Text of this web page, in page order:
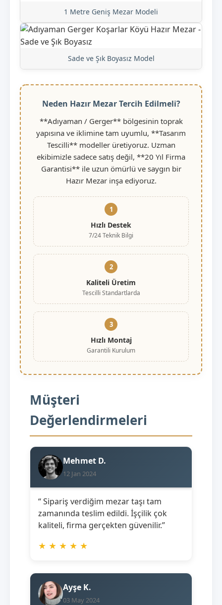
1 Metre Geniş Mezar Modeli
Sade ve Şık Boyasız Model
Neden Hazır Mezar Tercih Edilmeli?
**Adıyaman / Gerger** bölgesinin toprak
yapısına ve iklimine tam uyumlu, **Tasarım
Tescilli** modeller üretiyoruz. Uzman
ekibimizle sadece satış değil, **20 Yıl Firma
Garantisi** ile uzun ömürlü ve saygın bir
Hazır Mezar inşa ediyoruz.
1
Hızlı Destek
7/24 Teknik Bilgi
2
Kaliteli Üretim
Tescilli Standartlarda
3
Hızlı Montaj
Garantili Kurulum
Müşteri
Değerlendirmeleri
Mehmet D.
12 Jan 2024
“ Sipariş verdiğim mezar taşı tam
zamanında teslim edildi. İşçilik çok
kaliteli, firma gerçekten güvenilir.”
★ ★ ★ ★ ★
Ayşe K.
03 May 2024